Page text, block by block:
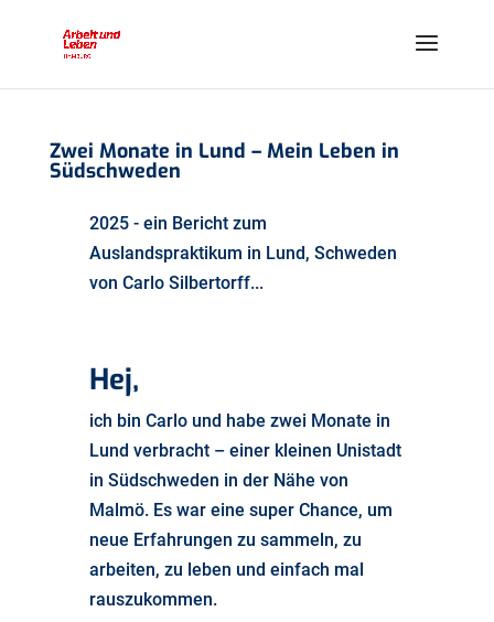
Zwei Monate in Lund – Mein Leben in
Südschweden
2025 - ein Bericht zum
Auslandspraktikum in Lund, Schweden
von Carlo Silbertorff...
Hej,
ich bin Carlo und habe zwei Monate in
Lund verbracht – einer kleinen Unistadt
in Südschweden in der Nähe von
Malmö. Es war eine super Chance, um
neue Erfahrungen zu sammeln, zu
arbeiten, zu leben und einfach mal
rauszukommen.